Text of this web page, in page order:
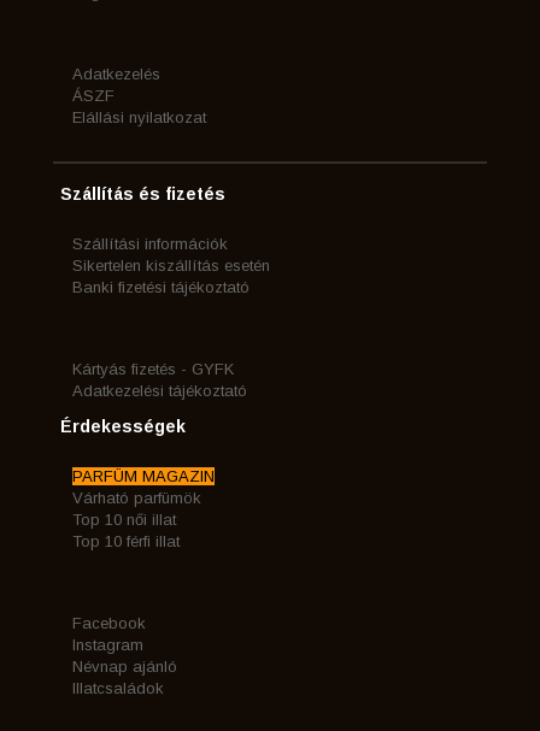
Adatkezelés
ÁSZF
Elállási nyilatkozat
Szállítás és fizetés
Szállítási információk
Sikertelen kiszállítás esetén
Banki fizetési tájékoztató
Kártyás fizetés - GYFK
Adatkezelési tájékoztató
Érdekességek
PARFÜM MAGAZIN
Várható parfümök
Top 10 női illat
Top 10 férfi illat
Facebook
Instagram
Névnap ajánló
Illatcsaládok